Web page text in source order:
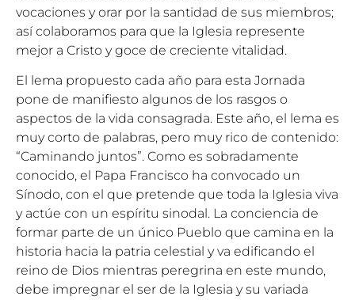
vocaciones y orar por la santidad de sus miembros;
así colaboramos para que la Iglesia represente
mejor a Cristo y goce de creciente vitalidad.
El lema propuesto cada año para esta Jornada
pone de manifiesto algunos de los rasgos o
aspectos de la vida consagrada. Este año, el lema es
muy corto de palabras, pero muy rico de contenido:
“Caminando juntos”. Como es sobradamente
conocido, el Papa Francisco ha convocado un
Sínodo, con el que pretende que toda la Iglesia viva
y actúe con un espíritu sinodal. La conciencia de
formar parte de un único Pueblo que camina en la
historia hacia la patria celestial y va edificando el
reino de Dios mientras peregrina en este mundo,
debe impregnar el ser de la Iglesia y su variada